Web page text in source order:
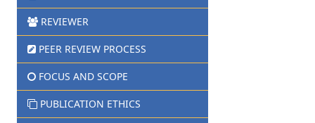
REVIEWER
PEER REVIEW PROCESS
FOCUS AND SCOPE
PUBLICATION ETHICS